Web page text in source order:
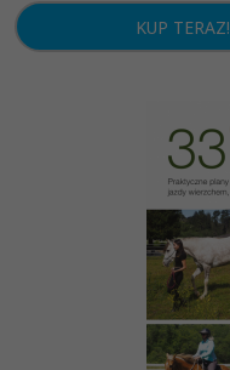
KUP TERAZ!